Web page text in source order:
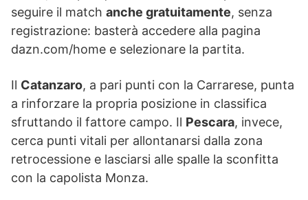
seguire il match anche gratuitamente, senza
registrazione: basterà accedere alla pagina
dazn.com/home e selezionare la partita.
Il Catanzaro, a pari punti con la Carrarese, punta
a rinforzare la propria posizione in classifica
sfruttando il fattore campo. Il Pescara, invece,
cerca punti vitali per allontanarsi dalla zona
retrocessione e lasciarsi alle spalle la sconfitta
con la capolista Monza.